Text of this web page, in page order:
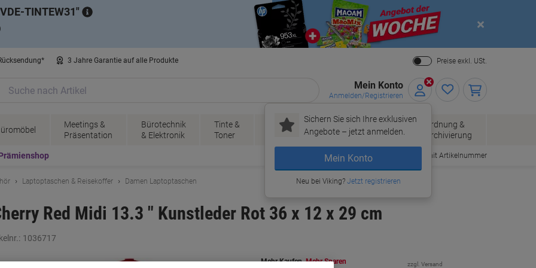
VDE-TINTEW31
Close
3 Jahre Garantie auf alle Produkte Preise exkl. USt.
Mein Konto
Anmelden/Registrieren
Sichern Sie sich Ihre exklusiven
Angebote – jetzt anmelden.
Mein Konto
Neu bei Viking?Jetzt registrieren
Meetings &
Präsentation
Bürotechnik
& Elektronik
Tinte &
Toner
Papier, Versand
& Pakete
Bürobedarf
Ordnung &
Archivierung
Bestellen mit Artikelnummer
Laptoptaschen & Reisekoffer Damen Laptoptaschen
Red Midi 13.3 " Kunstleder Rot 36 x 12 x 29 cm
1036717
Mehr Kaufen,Mehr Sparen zzgl. Versand